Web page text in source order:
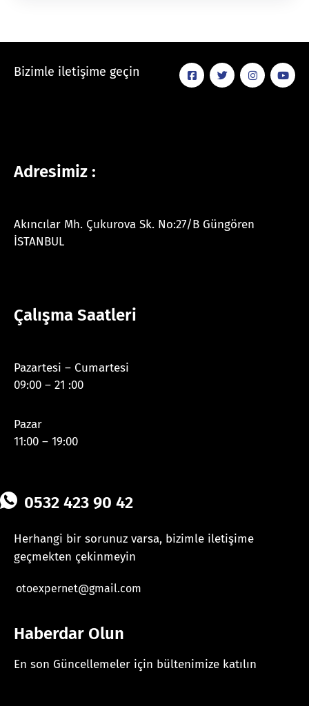
Bizimle iletişime geçin
Adresimiz :
Akıncılar Mh. Çukurova Sk. No:27/B Güngören
İSTANBUL
Çalışma Saatleri
Pazartesi – Cumartesi
09:00 – 21 :00
Pazar
11:00 – 19:00
0532 423 90 42
Herhangi bir sorunuz varsa, bizimle iletişime
geçmekten çekinmeyin
otoexpernet@gmail.com
Haberdar Olun
En son Güncellemeler için bültenimize katılın